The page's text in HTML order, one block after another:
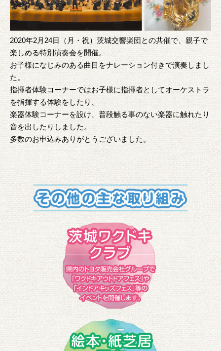
2020年2月24日（月・祝）茨城交響楽団との共催で、親子で
楽しめる特別演奏会を開催。
お子様になじみのある曲目をナレーション付きで演奏しまし
た。
指揮者体験コーナーではお子様に指揮者としてオーケストラ
を指揮する体験をしたり、
楽器体験コーナーを設け、普段触る事のない楽器に触れたり
音を出したりしました。
多数のお申込みありがとうございました。